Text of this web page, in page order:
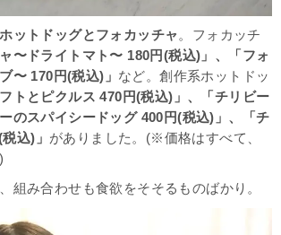
ットドッグとフォカッチャ。フォカッチ
ャ〜ドライトマト〜 180円(税込)」、「フォ
〜 170円(税込)」 など。創作系ホットドッ
フトとピクルス 470円(税込)」、「チリビー
のスパイシードッグ 400円(税込)」、「チ
込)」 がありました。(※価格はすべて、
組み合わせも食欲をそそるものばかり。